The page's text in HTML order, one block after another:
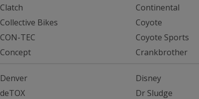
Clatch
Collective Bikes
CON-TEC
Concept
Continental
Coyote
Coyote Sports
Crankbrother
Denver
deTOX
Disney
Dr Sludge